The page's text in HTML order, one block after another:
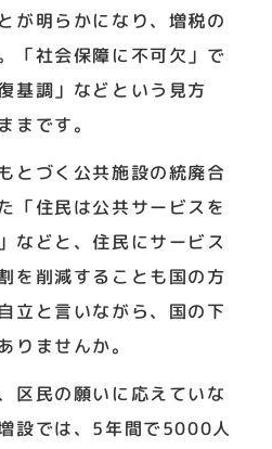
が明らかになり、増税の
「社会保障に不可欠」で
基調」などという見方
まです。
とづく公共施設の統廃合
「住民は公共サービスを
などと、住民にサービス
を削減することも国の方
立と言いながら、国の下
りませんか。
区民の願いに応えていな
設では、5年間で5000人